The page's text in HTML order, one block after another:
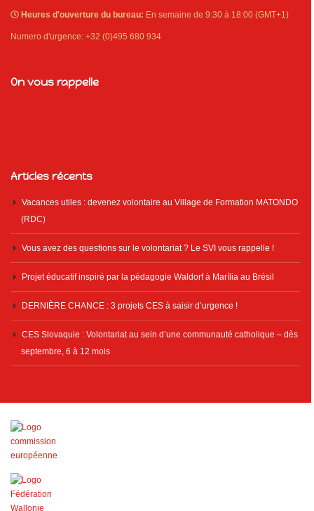
Heures d'ouverture du bureau: En semaine de 9:30 à 18:00 (GMT+1)
Numero d'urgence: +32 (0)495 680 934
On vous rappelle
Articles récents
Vacances utiles : devenez volontaire au Village de Formation MATONDO
(RDC)
Vous avez des questions sur le volontariat ? Le SVI vous rappelle !
Projet éducatif inspiré par la pédagogie Waldorf à Marília au Brésil
DERNIÈRE CHANCE : 3 projets CES à saisir d’urgence !
CES Slovaquie : Volontariat au sein d’une communauté catholique – dès
septembre, 6 à 12 mois